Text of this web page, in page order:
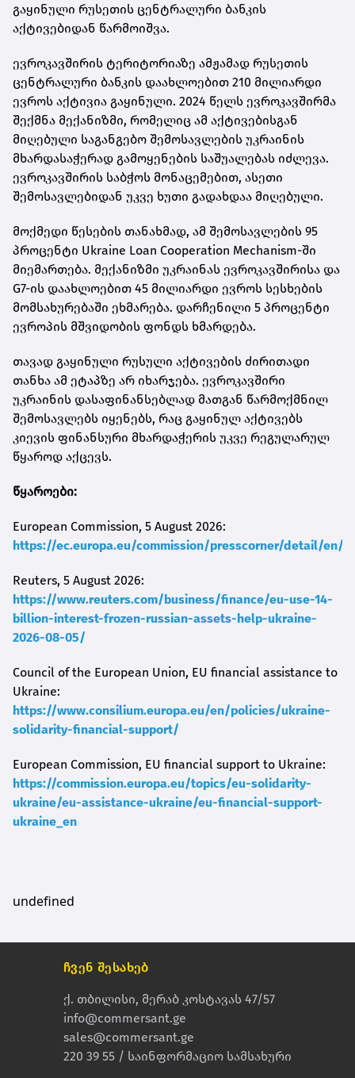
გაყინული რუსეთის ცენტრალური ბანკის
აქტივებიდან წარმოიშვა.
ევროკავშირის ტერიტორიაზე ამჟამად რუსეთის
ცენტრალური ბანკის დაახლოებით 210 მილიარდი
ევროს აქტივია გაყინული. 2024 წელს ევროკავშირმა
შექმნა მექანიზმი, რომელიც ამ აქტივებისგან
მიღებული საგანგებო შემოსავლების უკრაინის
მხარდასაჭერად გამოყენების საშუალებას იძლევა.
ევროკავშირის საბჭოს მონაცემებით, ასეთი
შემოსავლებიდან უკვე ხუთი გადახდაა მიღებული.
მოქმედი წესების თანახმად, ამ შემოსავლების 95
პროცენტი Ukraine Loan Cooperation Mechanism-ში
მიემართება. მექანიზმი უკრაინას ევროკავშირისა და
G7-ის დაახლოებით 45 მილიარდი ევროს სესხების
მომსახურებაში ეხმარება. დარჩენილი 5 პროცენტი
ევროპის მშვიდობის ფონდს ხმარდება.
თავად გაყინული რუსული აქტივების ძირითადი
თანხა ამ ეტაპზე არ იხარჯება. ევროკავშირი
უკრაინის დასაფინანსებლად მათგან წარმოქმნილ
შემოსავლებს იყენებს, რაც გაყინულ აქტივებს
კიევის ფინანსური მხარდაჭერის უკვე რეგულარულ
წყაროდ აქცევს.
წყაროები:
European Commission, 5 August 2026:
https://ec.europa.eu/commission/presscorner/detail/en/
Reuters, 5 August 2026:
https://www.reuters.com/business/finance/eu-use-14-
billion-interest-frozen-russian-assets-help-ukraine-
2026-08-05/
Council of the European Union, EU financial assistance to
Ukraine:
https://www.consilium.europa.eu/en/policies/ukraine-
solidarity-financial-support/
European Commission, EU financial support to Ukraine:
https://commission.europa.eu/topics/eu-solidarity-
ukraine/eu-assistance-ukraine/eu-financial-support-
ukraine_en
undefined
ჩვენ შესახებ
ქ. თბილისი, მერაბ კოსტავას 47/57
info@commersant.ge
sales@commersant.ge
220 39 55 / საინფორმაციო სამსახური